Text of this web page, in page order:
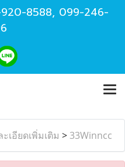
8588, 099-246-
เอียดเพิ่มเติม > 33Winncc